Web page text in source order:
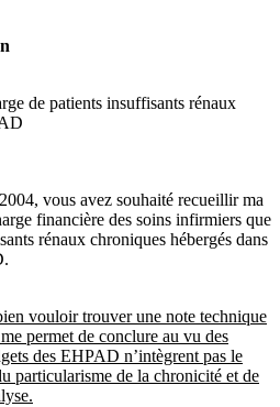
de patients insuffisants rénaux
vous avez souhaité recueillir ma
financière des soins infirmiers que
rénaux chroniques hébergés dans
vouloir trouver une note technique
permet de conclure au vu des
des EHPAD n’intègrent pas le
particularisme de la chronicité et de